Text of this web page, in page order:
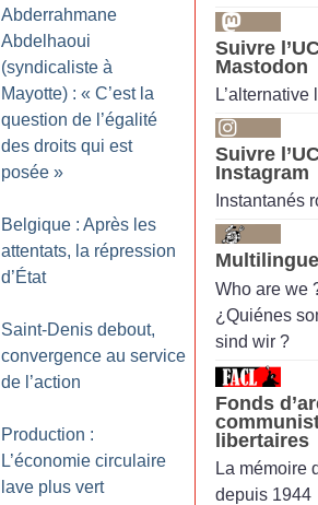
Abderrahmane
Abdelhaoui
(syndicaliste à
Mayotte) : « C’est la
question de l’égalité
des droits qui est
posée »
Belgique : Après les
attentats, la répression
d’État
Saint-Denis debout,
convergence au service
de l’action
Production :
L’économie circulaire
lave plus vert
Suivre
Mastodon
Suivre
Instagram
Instantanés
Multilingue
Who are we
¿Quiénes
sind wir ?
Fonds
libertaires
La mémoire
depuis 1944